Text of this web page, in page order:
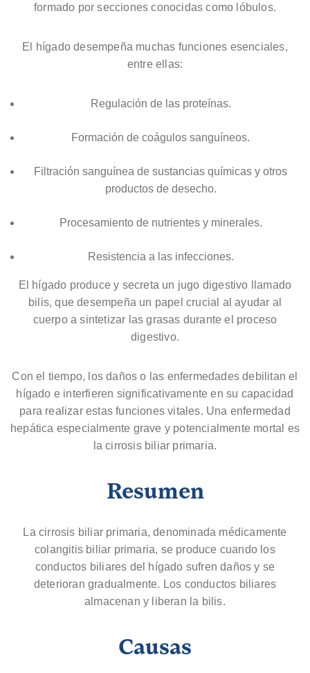
formado por secciones conocidas como lóbulos.
El hígado desempeña muchas funciones esenciales,
entre ellas:
Regulación de las proteínas.
Formación de coágulos sanguíneos.
Filtración sanguínea de sustancias químicas y otros
productos de desecho.
Procesamiento de nutrientes y minerales.
Resistencia a las infecciones.
El hígado produce y secreta un jugo digestivo llamado
bilis, que desempeña un papel crucial al ayudar al
cuerpo a sintetizar las grasas durante el proceso
digestivo.
Con el tiempo, los daños o las enfermedades debilitan el
hígado e interfieren significativamente en su capacidad
para realizar estas funciones vitales. Una enfermedad
hepática especialmente grave y potencialmente mortal es
la cirrosis biliar primaria.
Resumen
La cirrosis biliar primaria, denominada médicamente
colangitis biliar primaria, se produce cuando los
conductos biliares del hígado sufren daños y se
deterioran gradualmente. Los conductos biliares
almacenan y liberan la bilis.
Causas